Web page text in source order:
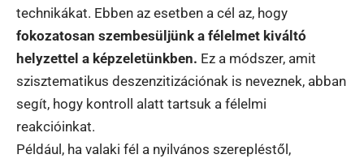
technikákat. Ebben az esetben a cél az, hogy
fokozatosan szembesüljünk a félelmet kiváltó
helyzettel a képzeletünkben. Ez a módszer, amit
szisztematikus deszenzitizációnak is neveznek, abban
segít, hogy kontroll alatt tartsuk a félelmi
reakcióinkat.
Például, ha valaki fél a nyilvános szerepléstől,